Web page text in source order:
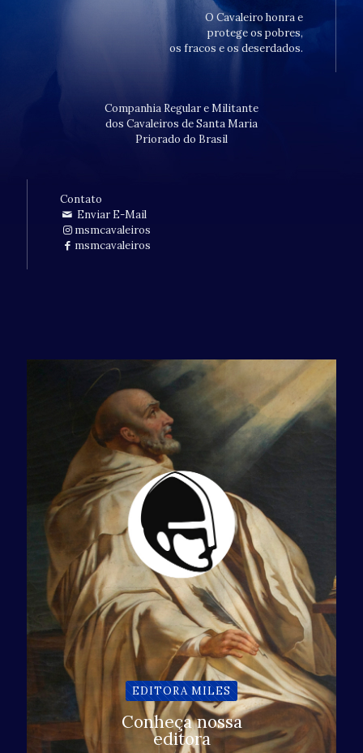
O Cavaleiro honra e
protege os pobres,
os fracos e os deserdados.
Companhia Regular e Militante
dos Cavaleiros de Santa Maria
Priorado do Brasil
Contato
Enviar E-Mail
msmcavaleiros
msmcavaleiros
EDITORA MILES
Conheça nossa
editora